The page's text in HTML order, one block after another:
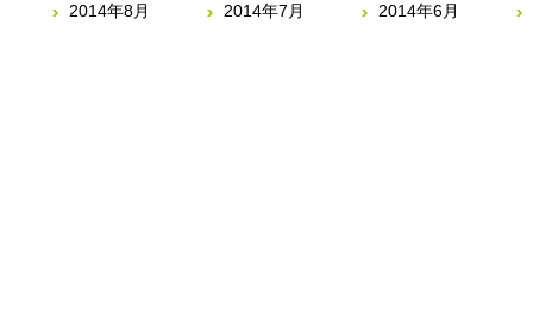
2014年8月 2014年7月 2014年6月